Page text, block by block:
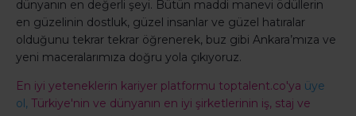
dünyanın en değerli şeyi. Bütün maddi manevi ödüllerin
en güzelinin dostluk, güzel insanlar ve güzel hatıralar
olduğunu tekrar tekrar öğrenerek, buz gibi Ankara’mıza ve
yeni maceralarımıza doğru yola çıkıyoruz.
En iyi yeteneklerin kariyer platformu toptalent.co'ya üye
ol, Türkiye'nin ve dünyanın en iyi şirketlerinin iş, staj ve